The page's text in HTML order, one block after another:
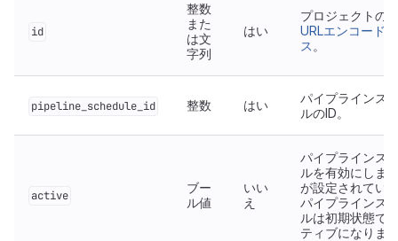
id
整数
また
は文
字列
はい
プロジェクトの
URLエンコード
ス 。
pipeline_schedule_id 整数 はい
パイプラインス
ルのID。
active
ブー
ル値
いい
え
パイプラインス
ルを有効にしま
が設定されてい
パイプラインス
ルは初期状態で
ティブになりま